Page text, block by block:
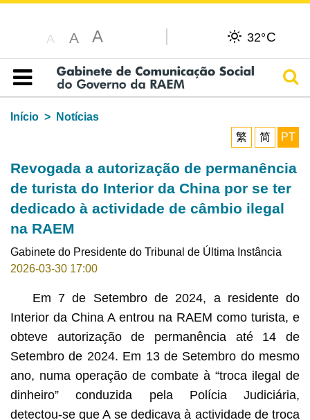
A A A 32°C
Índice
Início
Notícias
繁
简 PT
Revogada a autorização de permanência
de turista do Interior da China por se ter
dedicado à actividade de câmbio ilegal
na RAEM
Gabinete do Presidente do Tribunal de Última Instância
2026-03-30 17:00
Em 7 de Setembro de 2024, a residente do
Interior da China A entrou na RAEM como turista, e
obteve autorização de permanência até 14 de
Setembro de 2024. Em 13 de Setembro do mesmo
ano, numa operação de combate à “troca ilegal de
dinheiro” conduzida pela Polícia Judiciária,
detectou-se que A se dedicava à actividade de troca